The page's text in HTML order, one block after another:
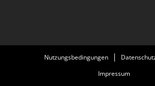
Nutzungsbedingungen
Impressum